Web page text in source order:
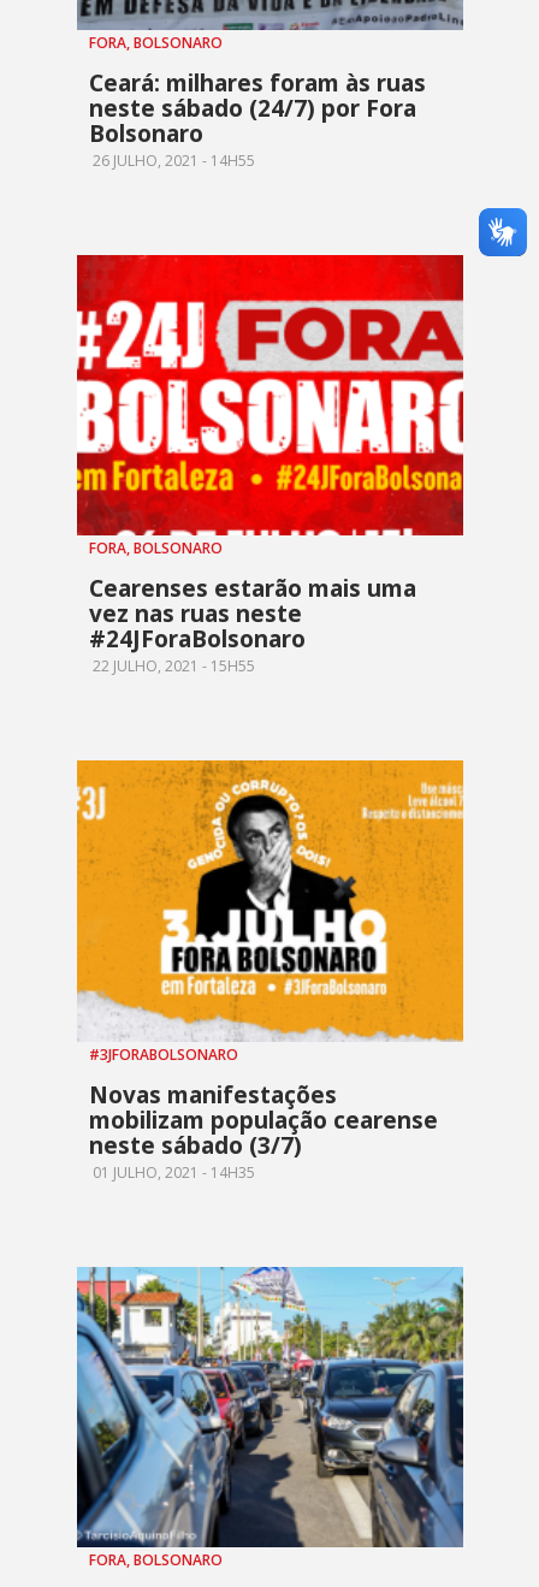
FORA, BOLSONARO
Ceará: milhares foram às ruas
neste sábado (24/7) por Fora
Bolsonaro
26 JULHO, 2021 - 14H55
FORA, BOLSONARO
Cearenses estarão mais uma
vez nas ruas neste
#24JForaBolsonaro
22 JULHO, 2021 - 15H55
#3JFORABOLSONARO
Novas manifestações
mobilizam população cearense
neste sábado (3/7)
01 JULHO, 2021 - 14H35
FORA, BOLSONARO